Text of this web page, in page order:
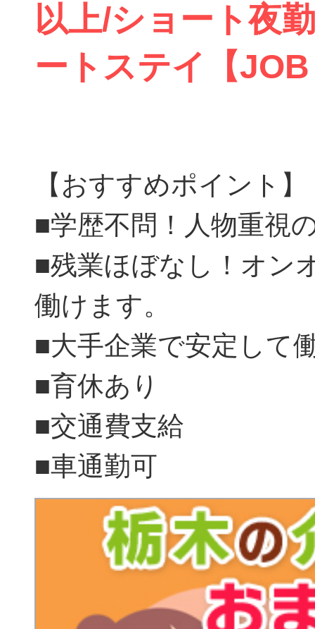
以上/ショート夜
ートステイ【
【おすすめポイント】
■学歴不問！人物重視
■残業ほぼなし！オン
働けます。
■大手企業で安定して
■育休あり
■交通費支給
■車通勤可